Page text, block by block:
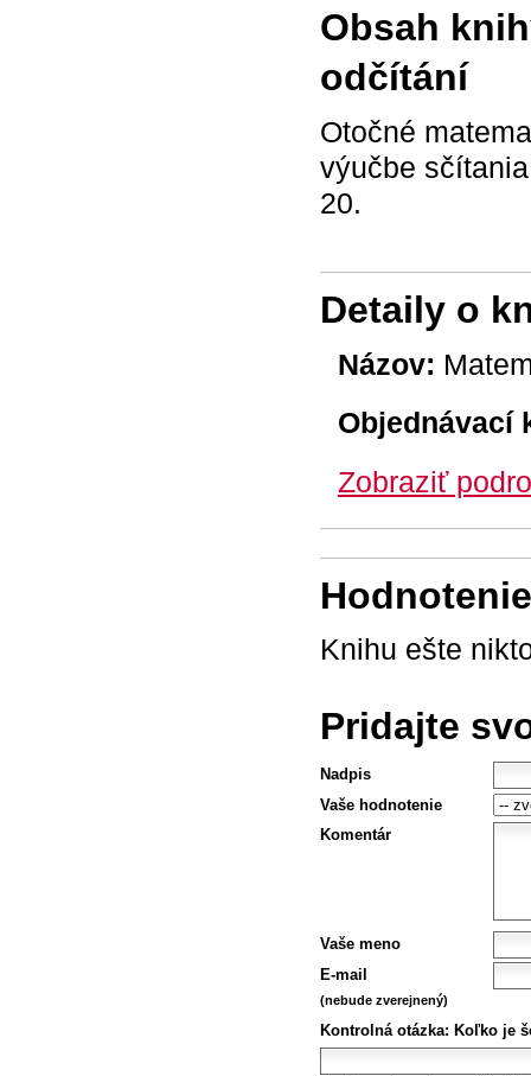
Obsah
odčítání
Otočné
výučbe
20.
Detaily o
Názov:
Objednávací
Zobraziť
Knihu ešte
Pridajte
Nadpis
Vaše hodnotenie
Komentár
Vaše meno
E-mail
(nebude zverejnený)
Kontrolná otázka: Koľko je